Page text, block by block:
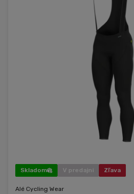
Skladom V predajni Zľava
Alé Cycling Wear